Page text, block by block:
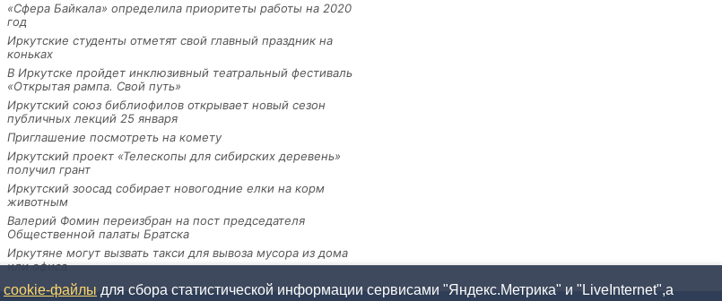
«Сфера Байкала» определила приоритеты работы на 2020
год
Иркутские студенты отметят свой главный праздник на
коньках
В Иркутске пройдет инклюзивный театральный фестиваль
«Открытая рампа. Свой путь»
Иркутский союз библиофилов открывает новый сезон
публичных лекций 25 января
Приглашение посмотреть на комету
Иркутский проект «Телескопы для сибирских деревень»
получил грант
Иркутский зоосад собирает новогодние елки на корм
животным
Валерий Фомин переизбран на пост председателя
Общественной палаты Братска
Иркутяне могут вызвать такси для вывоза мусора из дома
или офиса
cookie-файлы для сбора статистической информации сервисами "Яндекс.Метрика" и "LiveInternet",а